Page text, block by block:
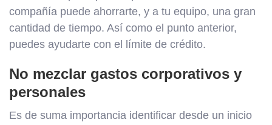
compañía puede ahorrarte, y a tu equipo, una gran
cantidad de tiempo. Así como el punto anterior,
puedes ayudarte con el límite de crédito.
No mezclar gastos corporativos y
personales
Es de suma importancia identificar desde un inicio